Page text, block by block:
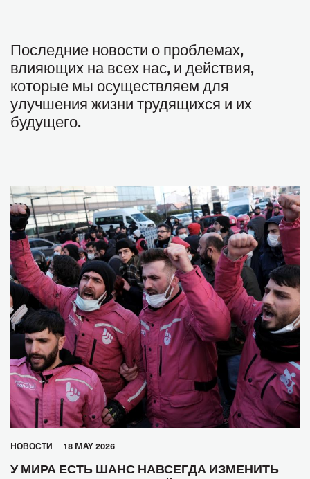
Последние новости о проблемах,
влияющих на всех нас, и действия,
которые мы осуществляем для
улучшения жизни трудящихся и их
будущего.
HОВОСТИ 18 MAY 2026
У МИРА ЕСТЬ ШАНС НАВСЕГДА ИЗМЕНИТЬ